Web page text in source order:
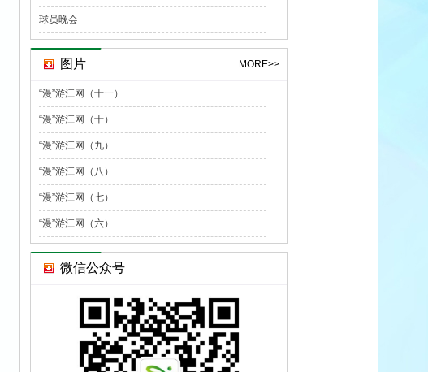
球员晚会
图片 MORE>>
“漫”游江网（十一）
“漫”游江网（十）
“漫”游江网（九）
“漫”游江网（八）
“漫”游江网（七）
“漫”游江网（六）
微信公众号